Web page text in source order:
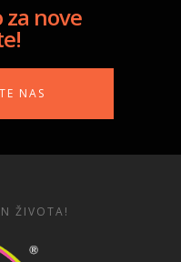
nove
NAS
ŽIVOTA!